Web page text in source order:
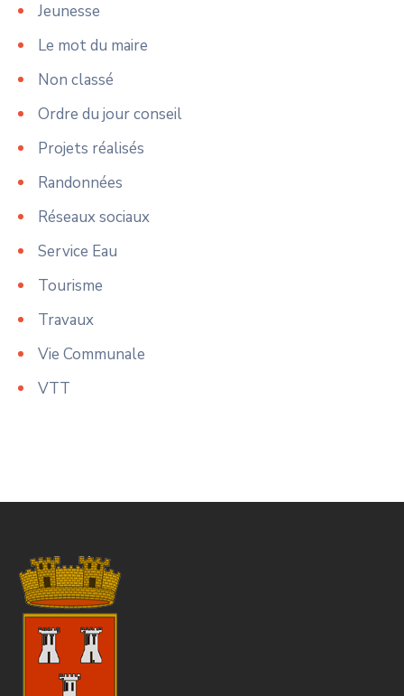
Jeunesse
Le mot du maire
Non classé
Ordre du jour conseil
Projets réalisés
Randonnées
Réseaux sociaux
Service Eau
Tourisme
Travaux
Vie Communale
VTT